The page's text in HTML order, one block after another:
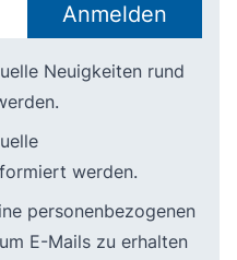
Anmelden
Neuigkeiten rund
werden.
personenbezogenen
E-Mails zu erhalten